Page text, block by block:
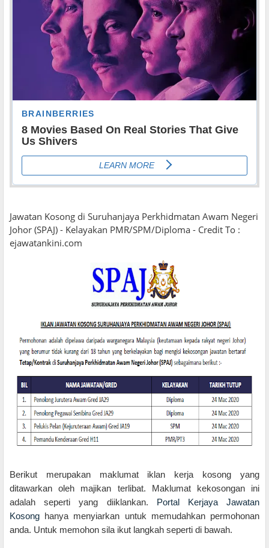
Jawatan Kosong di Suruhanjaya Perkhidmatan Awam Negeri
Johor (SPAJ) - Kelayakan PMR/SPM/Diploma - Credit To :
ejawatankini.com
Berikut merupakan maklumat iklan kerja kosong yang
ditawarkan oleh majikan terlibat. Maklumat kekosongan ini
adalah seperti yang diiklankan. Portal Kerjaya Jawatan
Kosong hanya menyiarkan untuk memudahkan permohonan
anda. Untuk memohon sila ikut langkah seperti di bawah.